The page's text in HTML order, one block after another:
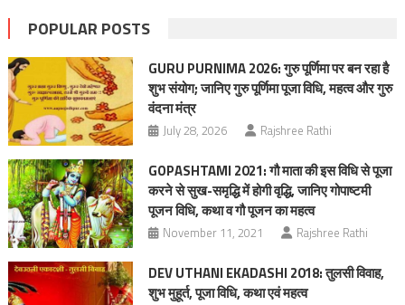
POPULAR POSTS
GURU PURNIMA 2026: गुरु पूर्णिमा पर बन रहा है
शुभ संयोग; जानिए गुरु पूर्णिमा पूजा विधि, महत्व और गुरु
वंदना मंत्र
July 28, 2026 Rajshree Rathi
GOPASHTAMI 2021: गौ माता की इस विधि से पूजा
करने से सुख-समृद्धि में होगी वृद्धि, जानिए गोपाष्‍टमी
पूजन विधि, कथा व गौ पूजन का महत्‍व
November 11, 2021 Rajshree Rathi
DEV UTHANI EKADASHI 2018: तुलसी विवाह,
शुभ मुहूर्त, पूजा विधि, कथा एवं महत्व